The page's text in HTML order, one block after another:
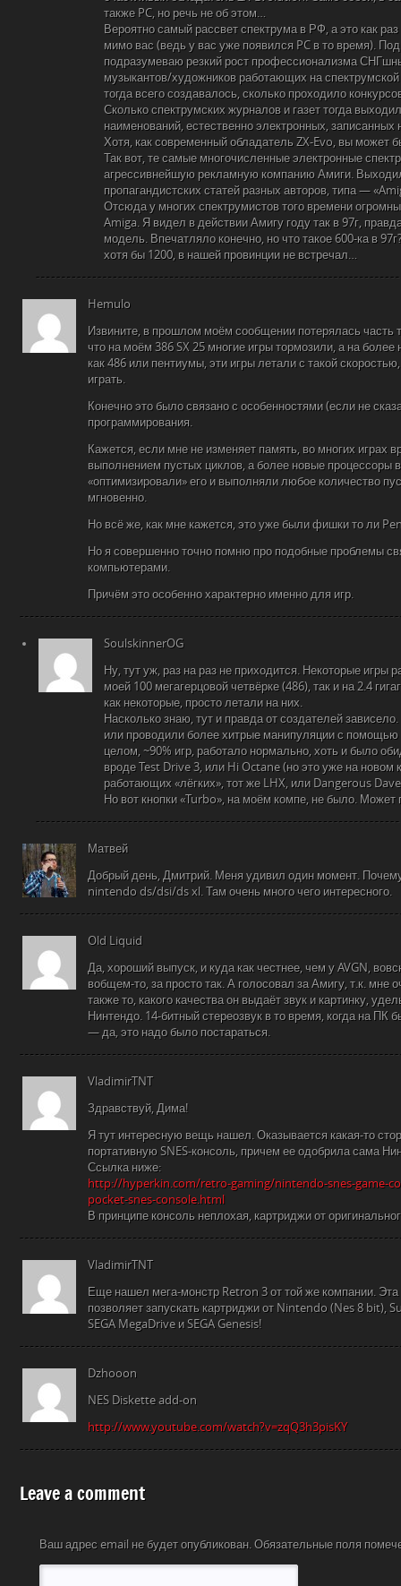
также PC, но речь не об этом…
Вероятно самый рассвет спектрума в РФ, а это как
мимо вас (ведь у вас уже появился PC в то время).
подразумеваю резкий рост профессионализма
музыкантов/художников работающих на
тогда всего создавалось, сколько проходило
Сколько спектрумских журналов и газет тогда
наименований, естественно электронных, записанных
Хотя, как современный обладатель ZX-Evo, вы может
Так вот, те самые многочисленные электронные
агрессивнейшую рекламную компанию Амиги.
пропагандистских статей разных авторов, типа —
Отсюда у многих спектрумистов того времени
Amiga. Я видел в действии Амигу году так в 97г,
модель. Впечатляло конечно, но что такое 600-ка в
хотя бы 1200, в нашей провинции не встречал…
Hemulo
Извините, в прошлом моём сообщении потерялась часть
что на моём 386 SX 25 многие игры тормозили, а на
как 486 или пентиумы, эти игры летали с такой
играть.
Конечно это было связано с особенностями (если не
программирования.
Кажется, если мне не изменяет память, во многих играх
выполнением пустых циклов, а более новые процессоры
«оптимизировали» его и выполняли любое количество
мгновенно.
Но всё же, как мне кажется, это уже были фишки то ли
Но я совершенно точно помню про подобные проблемы
компьютерами.
Причём это особенно характерно именно для игр.
SoulskinnerOG
Ну, тут уж, раз на раз не приходится. Некоторые игры
моей 100 мегагерцовой четвёрке (486), так и на 2.4
как некоторые, просто летали на них.
Насколько знаю, тут и правда от создателей
или проводили более хитрые манипуляции с помощью
целом, ~90% игр, работало нормально, хоть и было
вроде Test Drive 3, или Hi Octane (но это уже на новом
работающих «лёгких», тот же LHX, или Dangerous
Но вот кнопки «Turbo», на моём компе, не было. Может
Матвей
Добрый день, Дмитрий. Меня удивил один момент.
nintendo ds/dsi/ds xl. Там очень много чего интересного.
Old Liquid
Да, хороший выпуск, и куда как честнее, чем у AVGN,
вобщем-то, за просто так. А голосовал за Амигу, т.к. мне
также то, какого качества он выдаёт звук и картинку,
Нинтендо. 14-битный стереозвук в то время, когда на ПК
— да, это надо было постараться.
VladimirTNT
Здравствуй, Дима!
Я тут интересную вещь нашел. Оказывается какая-то
портативную SNES-консоль, причем ее одобрила сама
Ссылка ниже:
http://hyperkin.com/retro-gaming/nintendo-snes-game-
pocket-snes-console.html
В принципе консоль неплохая, картриджи от
VladimirTNT
Еще нашел мега-монстр Retron 3 от той же компании. Эта
позволяет запускать картриджи от Nintendo (Nes 8 bit),
SEGA MegaDrive и SEGA Genesis!
Dzhooon
NES Diskette add-on
http://www.youtube.com/watch?v=zqQ3h3pisKY
Leave a comment
Ваш адрес email не будет опубликован. Обязательные поля